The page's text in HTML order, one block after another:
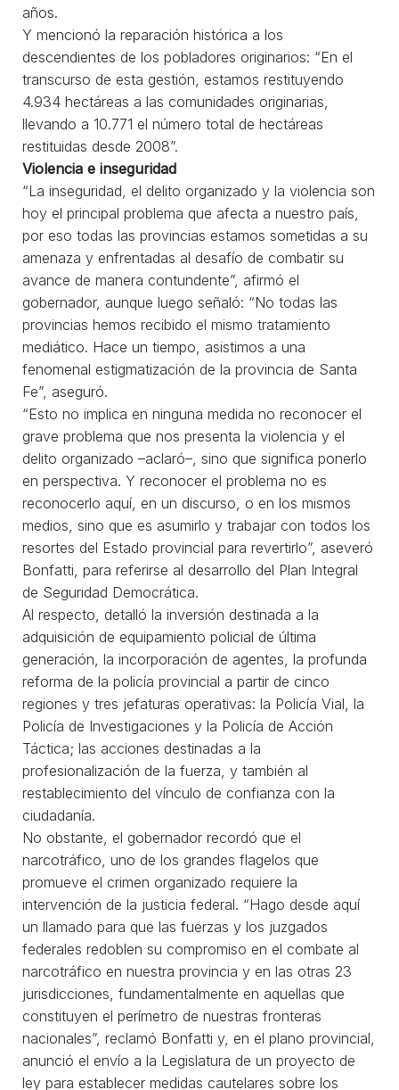
años.
Y mencionó la reparación histórica a los
descendientes de los pobladores originarios: “En el
transcurso de esta gestión, estamos restituyendo
4.934 hectáreas a las comunidades originarias,
llevando a 10.771 el número total de hectáreas
restituidas desde 2008”.
Violencia e inseguridad
“La inseguridad, el delito organizado y la violencia son
hoy el principal problema que afecta a nuestro país,
por eso todas las provincias estamos sometidas a su
amenaza y enfrentadas al desafío de combatir su
avance de manera contundente”, afirmó el
gobernador, aunque luego señaló: “No todas las
provincias hemos recibido el mismo tratamiento
mediático. Hace un tiempo, asistimos a una
fenomenal estigmatización de la provincia de Santa
Fe”, aseguró.
“Esto no implica en ninguna medida no reconocer el
grave problema que nos presenta la violencia y el
delito organizado –aclaró–, sino que significa ponerlo
en perspectiva. Y reconocer el problema no es
reconocerlo aquí, en un discurso, o en los mismos
medios, sino que es asumirlo y trabajar con todos los
resortes del Estado provincial para revertirlo”, aseveró
Bonfatti, para referirse al desarrollo del Plan Integral
de Seguridad Democrática.
Al respecto, detalló la inversión destinada a la
adquisición de equipamiento policial de última
generación, la incorporación de agentes, la profunda
reforma de la policía provincial a partir de cinco
regiones y tres jefaturas operativas: la Policía Vial, la
Policía de Investigaciones y la Policía de Acción
Táctica; las acciones destinadas a la
profesionalización de la fuerza, y también al
restablecimiento del vínculo de confianza con la
ciudadanía.
No obstante, el gobernador recordó que el
narcotráfico, uno de los grandes flagelos que
promueve el crimen organizado requiere la
intervención de la justicia federal. “Hago desde aquí
un llamado para que las fuerzas y los juzgados
federales redoblen su compromiso en el combate al
narcotráfico en nuestra provincia y en las otras 23
jurisdicciones, fundamentalmente en aquellas que
constituyen el perímetro de nuestras fronteras
nacionales”, reclamó Bonfatti y, en el plano provincial,
anunció el envío a la Legislatura de un proyecto de
ley para establecer medidas cautelares sobre los